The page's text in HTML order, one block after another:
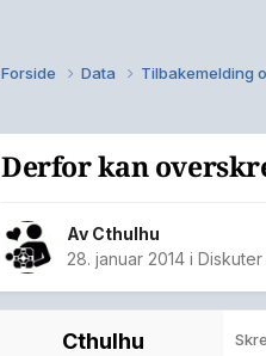
Forside Data Tilbakemelding
Derfor kan
Av Cthulhu
28. januar 2014 i
Cthulhu